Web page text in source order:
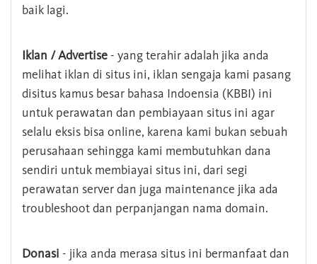
baik lagi.
Iklan / Advertise - yang terahir adalah jika anda
melihat iklan di situs ini, iklan sengaja kami pasang
disitus kamus besar bahasa Indoensia (KBBI) ini
untuk perawatan dan pembiayaan situs ini agar
selalu eksis bisa online, karena kami bukan sebuah
perusahaan sehingga kami membutuhkan dana
sendiri untuk membiayai situs ini, dari segi
perawatan server dan juga maintenance jika ada
troubleshoot dan perpanjangan nama domain.
Donasi - jika anda merasa situs ini bermanfaat dan